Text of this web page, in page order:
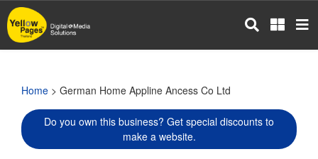
Skip
to
main
Home > German Home Appline Ancess Co Ltd
Do you own this business? Get special discounts to
make a website.